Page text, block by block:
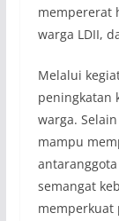
mempererat
warga LDII,
Melalui
peningkatan
warga.
mampu
semangat
memperkuat